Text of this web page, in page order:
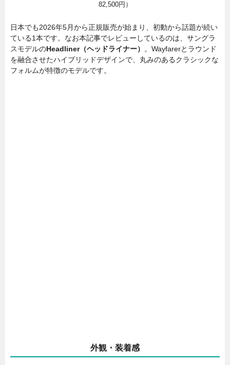
82,500円）
日本でも2026年5月から正規販売が始まり、初動から話題が続い
ている1本です。なお本記事でレビューしているのは、サングラ
スモデルのHeadliner（ヘッドライナー）
。Wayfarerとラウンド
を融合させたハイブリッドデザインで、丸みのあるクラシックな
フォルムが特徴のモデルです。
外観・装着感